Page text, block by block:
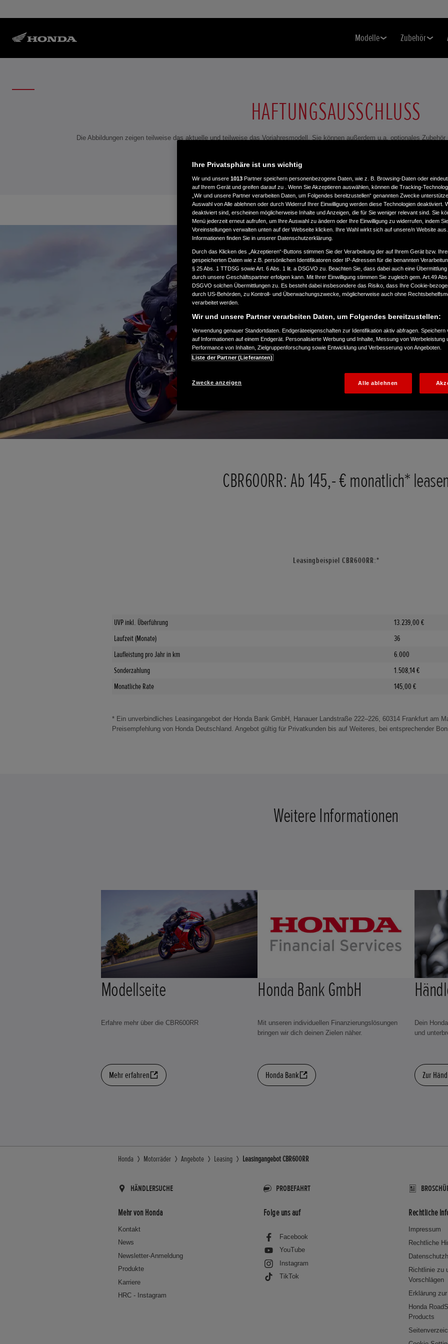
Modelle Zubehör
HAFTUNGSAUSSCHLUSS
Die Abbildungen zeigen teilweise das aktuelle und teilweise das Vorjahresmodell. Sie können außerdem u.a. optionales
CBR600RR: Ab 145,- € monatlich*
Leasingbeispiel CBR600RR:*
UVP inkl. Überführung
13.239,00 €
Laufzeit (Monate)
36
Laufleistung pro Jahr in km
6.000
Sonderzahlung
1.508,14 €
Monatliche Rate
145,00 €
* Ein unverbindliches Leasingangebot der Honda Bank GmbH, Hanauer Landstraße 222–226, 60314 Frankfurt am
Preisempfehlung von Honda Deutschland. Angebot gültig für Privatkunden bis auf Weiteres, bei entsprechender
Weitere Informationen
Modellseite
Erfahre mehr über die CBR600RR
Mehr erfahren
Honda Bank GmbH
Mit unseren individuellen Finanzierungslösungen
bringen wir dich deinen Zielen näher.
Honda Bank
Dein
und
Zur
Honda Motorräder Angebote Leasing Leasingangebot CBR600RR
HÄNDLERSUCHE PROBEFAHRT
Mehr von Honda
Kontakt
News
Newsletter-Anmeldung
Produkte
Karriere
HRC - Instagram
Folge uns auf
Facebook
YouTube
Instagram
TikTok
Rechtliche
Impressum
Rechtliche
Richtlinie zu
Vorschlägen
Erklärung
Honda
Products
Ihre Privatsphäre ist uns wichtig
Wir und unsere 1013 Partner speichern personenbezogene Daten, wie z. B. Browsing-Daten oder
auf Ihrem Gerät und greifen darauf zu . Wenn Sie Akzeptieren auswählen, können die Tracking-
„Wir und unsere Partner verarbeiten Daten, um Folgendes bereitzustellen“ genannten Zwecke
Auswahl von Alle ablehnen oder durch Widerruf Ihrer Einwilligung werden diese Technologien deaktiviert.
deaktiviert sind, erscheinen möglicherweise Inhalte und Anzeigen, die für Sie weniger relevant sind. Sie
Menü jederzeit erneut aufrufen, um Ihre Auswahl zu ändern oder Ihre Einwilligung zu widerrufen, indem
Voreinstellungen verwalten unten auf der Webseite klicken. Ihre Wahl wirkt sich auf unsere/n Website
Informationen finden Sie in unserer Datenschutzerklärung.
Durch das Klicken des „Akzeptieren“-Buttons stimmen Sie der Verarbeitung der auf Ihrem Gerät bzw.
gespeicherten Daten wie z.B. persönlichen Identifikatoren oder IP-Adressen für die benannten
§ 25 Abs. 1 TTDSG sowie Art. 6 Abs. 1 lit. a DSGVO zu. Beachten Sie, dass dabei auch eine Übermittlung
durch unsere Geschäftspartner erfolgen kann. Mit Ihrer Einwilligung stimmen Sie zugleich gem. Art.49
DSGVO solchen Übermittlungen zu. Es besteht dabei insbesondere das Risiko, dass Ihre Cookie-
durch US-Behörden, zu Kontroll- und Überwachungszwecke, möglicherweise auch ohne
verarbeitet werden.
Wir und unsere Partner verarbeiten Daten, um Folgendes bereitzustellen:
Verwendung genauer Standortdaten. Endgeräteeigenschaften zur Identifikation aktiv abfragen. Speichern
auf Informationen auf einem Endgerät. Personalisierte Werbung und Inhalte, Messung von Werbeleistung
Performance von Inhalten, Zielgruppenforschung sowie Entwicklung und Verbesserung von Angeboten.
Liste der Partner (Lieferanten)
Zwecke anzeigen Alle ablehnen